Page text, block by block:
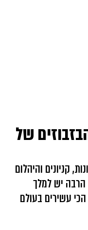
הבזבוזים של
קניונים והיהלום
הרבה יש למלך
עשירים בעולם